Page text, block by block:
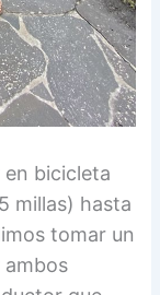
en bicicleta
millas) hasta
tomar un